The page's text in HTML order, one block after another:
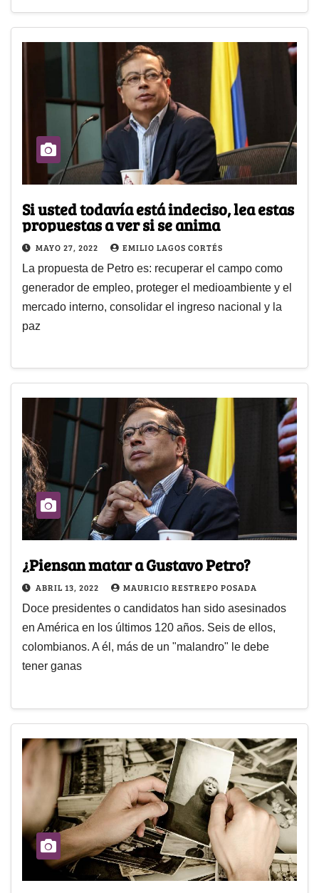
Si usted todavía está indeciso, lea estas
propuestas a ver si se anima
MAYO 27, 2022 EMILIO LAGOS CORTÉS
La propuesta de Petro es: recuperar el campo como
generador de empleo, proteger el medioambiente y el
mercado interno, consolidar el ingreso nacional y la
paz
¿Piensan matar a Gustavo Petro?
ABRIL 13, 2022 MAURICIO RESTREPO POSADA
Doce presidentes o candidatos han sido asesinados
en América en los últimos 120 años. Seis de ellos,
colombianos. A él, más de un "malandro" le debe
tener ganas